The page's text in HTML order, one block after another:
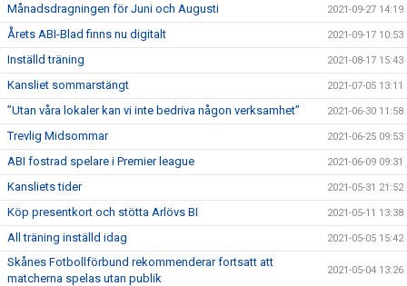
Månadsdragningen för Juni och Augusti 2021-09-27 14:19
Årets ABI-Blad finns nu digitalt 2021-09-17 10:53
Inställd träning 2021-08-17 15:43
Kansliet sommarstängt 2021-07-05 13:11
”Utan våra lokaler kan vi inte bedriva någon verksamhet” 2021-06-30 11:58
Trevlig Midsommar 2021-06-25 09:53
ABI fostrad spelare i Premier league 2021-06-09 09:31
Kansliets tider 2021-05-31 21:52
Köp presentkort och stötta Arlövs BI 2021-05-11 13:38
All träning inställd idag 2021-05-05 15:42
Skånes Fotbollförbund rekommenderar fortsatt att
matcherna spelas utan publik
2021-05-04 13:26